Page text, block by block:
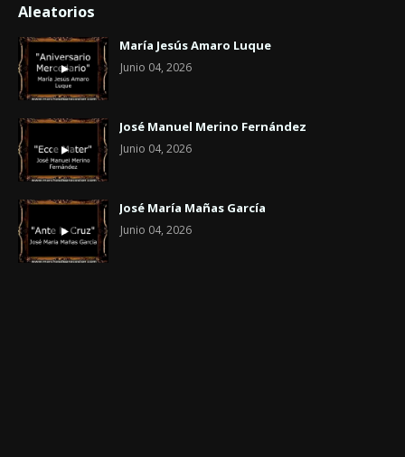
Aleatorios
María Jesús Amaro Luque
Junio 04, 2026
José Manuel Merino Fernández
Junio 04, 2026
José María Mañas García
Junio 04, 2026